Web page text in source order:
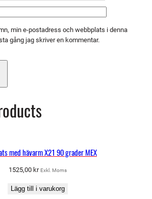
min e-postadress och webbplats i denna
gång jag skriver en kommentar.
med hävarm X21 90 grader MEX
1525,00 kr Exkl. Moms
Lägg till i varukorg